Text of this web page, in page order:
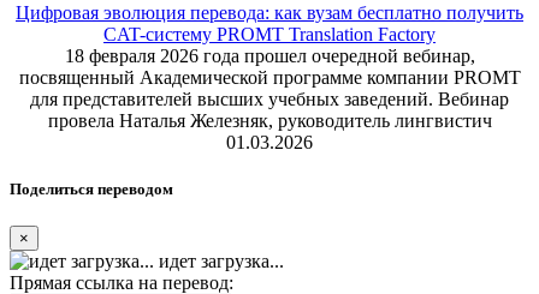
Цифровая эволюция перевода: как вузам бесплатно получить
CAT-систему PROMT Translation Factory
18 февраля 2026 года прошел очередной вебинар,
посвященный Академической программе компании PROMT
для представителей высших учебных заведений. Вебинар
провела Наталья Железняк, руководитель лингвистич
01.03.2026
Поделиться переводом
×
идет загрузка...
Прямая ссылка на перевод: